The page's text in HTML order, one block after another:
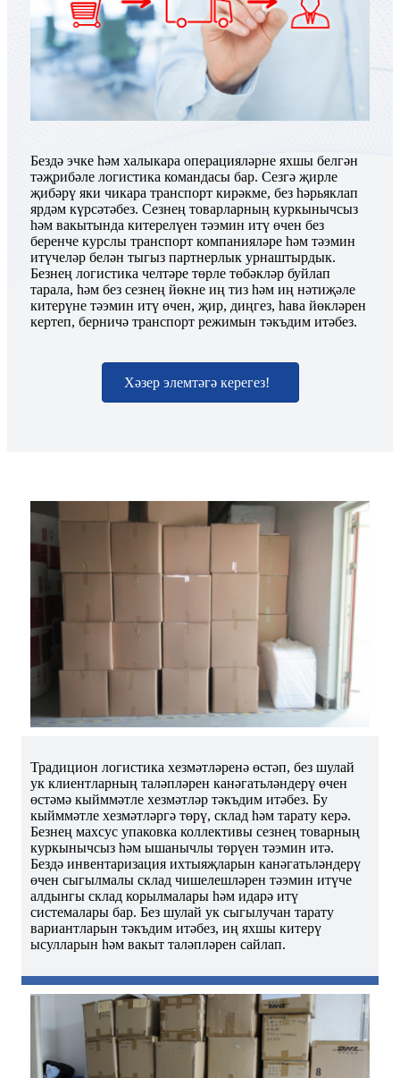
Бездә эчке һәм халыкара операцияләрне яхшы белгән
тәҗрибәле логистика командасы бар. Сезгә җирле
җибәрү яки чикара транспорт кирәкме, без һәрьяклап
ярдәм күрсәтәбез. Сезнең товарларның куркынычсыз
һәм вакытында китерелүен тәэмин итү өчен без
беренче курслы транспорт компанияләре һәм тәэмин
итүчеләр белән тыгыз партнерлык урнаштырдык.
Безнең логистика челтәре төрле төбәкләр буйлап
тарала, һәм без сезнең йөкне иң тиз һәм иң нәтиҗәле
китерүне тәэмин итү өчен, җир, диңгез, һава йөкләрен
кертеп, берничә транспорт режимын тәкъдим итәбез.
Хәзер элемтәгә керегез!
Традицион логистика хезмәтләренә өстәп, без шулай
ук ​​клиентларның таләпләрен канәгатьләндерү өчен
өстәмә кыйммәтле хезмәтләр тәкъдим итәбез. Бу
кыйммәтле хезмәтләргә төрү, склад һәм тарату керә.
Безнең махсус упаковка коллективы сезнең товарның
куркынычсыз һәм ышанычлы төрүен тәэмин итә.
Бездә инвентаризация ихтыяҗларын канәгатьләндерү
өчен сыгылмалы склад чишелешләрен тәэмин итүче
алдынгы склад корылмалары һәм идарә итү
системалары бар. Без шулай ук ​​сыгылучан тарату
вариантларын тәкъдим итәбез, иң яхшы китерү
ысулларын һәм вакыт таләпләрен сайлап.